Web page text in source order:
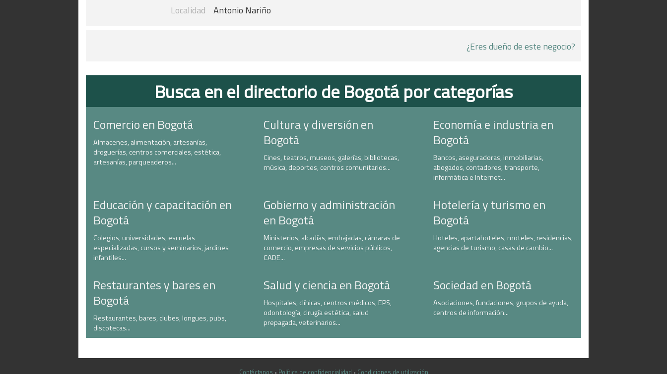
Localidad
Antonio Nariño
¿Eres dueño de este negocio?
Busca en el directorio de Bogotá por categorías
Comercio en Bogotá
Almacenes, alimentación, artesanías,
droguerías, centros comerciales, estética,
artesanías, parqueaderos...
Cultura y diversión en
Bogotá
Cines, teatros, museos, galerías, bibliotecas,
música, deportes, centros comunitarios...
Economía e industria en
Bogotá
Bancos, aseguradoras, inmobiliarias,
abogados, contadores, transporte,
informática e Internet...
Educación y capacitación en
Bogotá
Colegios, universidades, escuelas
especializadas, cursos y seminarios, jardines
infantiles...
Gobierno y administración
en Bogotá
Ministerios, alcadías, embajadas, cámaras de
comercio, empresas de servicios públicos,
CADE...
Hotelería y turismo en
Bogotá
Hoteles, apartahoteles, moteles, residencias,
agencias de turismo, casas de cambio...
Restaurantes y bares en
Bogotá
Restaurantes, bares, clubes, longues, pubs,
discotecas...
Salud y ciencia en Bogotá
Hospitales, clínicas, centros médicos, EPS,
odontología, cirugía estética, salud
prepagada, veterinarios...
Sociedad en Bogotá
Asociaciones, fundaciones, grupos de ayuda,
centros de información...